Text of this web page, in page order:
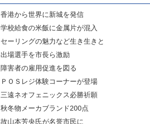
香港から世界に新城を発信
学校給食の米飯に金属片が混入
セーリングの魅力など生き生きと
出場選手を市長ら激励
障害者の雇用促進を図る
ＰＯＳレジ体験コーナーが登場
三遠ネオフェニックス必勝祈願
秋冬物メーカブランド200点
故山本芳央氏が名誉市民に